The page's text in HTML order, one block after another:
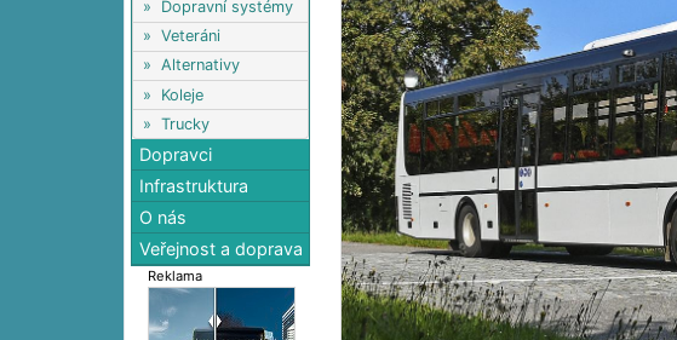
» Dopravní systémy
» Veteráni
» Alternativy
» Koleje
» Trucky
Dopravci
Infrastruktura
O nás
Veřejnost a doprava
Reklama